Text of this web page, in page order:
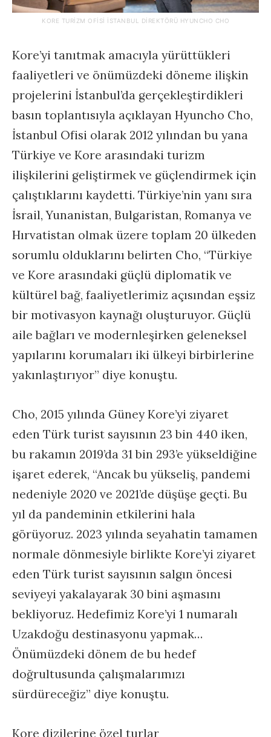
KORE TURIZM OFISI İSTANBUL DIREKTÖRÜ HYUNCHO CHO
Kore’yi tanıtmak amacıyla yürüttükleri
faaliyetleri ve önümüzdeki döneme ilişkin
projelerini İstanbul’da gerçekleştirdikleri
basın toplantısıyla açıklayan Hyuncho Cho,
İstanbul Ofisi olarak 2012 yılından bu yana
Türkiye ve Kore arasındaki turizm
ilişkilerini geliştirmek ve güçlendirmek için
çalıştıklarını kaydetti. Türkiye’nin yanı sıra
İsrail, Yunanistan, Bulgaristan, Romanya ve
Hırvatistan olmak üzere toplam 20 ülkeden
sorumlu olduklarını belirten Cho, “Türkiye
ve Kore arasındaki güçlü diplomatik ve
kültürel bağ, faaliyetlerimiz açısından eşsiz
bir motivasyon kaynağı oluşturuyor. Güçlü
aile bağları ve modernleşirken geleneksel
yapılarını korumaları iki ülkeyi birbirlerine
yakınlaştırıyor” diye konuştu.
Cho, 2015 yılında Güney Kore’yi ziyaret
eden Türk turist sayısının 23 bin 440 iken,
bu rakamın 2019’da 31 bin 293’e yükseldiğine
işaret ederek, “Ancak bu yükseliş, pandemi
nedeniyle 2020 ve 2021’de düşüşe geçti. Bu
yıl da pandeminin etkilerini hala
görüyoruz. 2023 yılında seyahatin tamamen
normale dönmesiyle birlikte Kore’yi ziyaret
eden Türk turist sayısının salgın öncesi
seviyeyi yakalayarak 30 bini aşmasını
bekliyoruz. Hedefimiz Kore’yi 1 numaralı
Uzakdoğu destinasyonu yapmak…
Önümüzdeki dönem de bu hedef
doğrultusunda çalışmalarımızı
sürdüreceğiz” diye konuştu.
Kore dizilerine özel turlar